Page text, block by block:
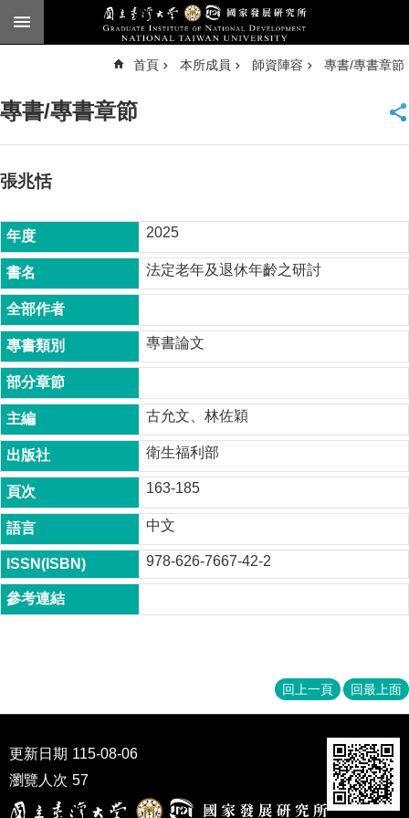
跳到主要內容區塊
臺
頁
公
告
本
所
簡
介
本
所
成
員
博
士
班
碩
士
班
學
研
究
國
首頁 本所成員 師資陣容 專書/專書章節
專書/專書章節
張兆恬
2025
法定老年及退休年齡之研討
專書論文
古允文、林佐穎
衛生福利部
163-185
中文
978-626-7667-42-2
回上一頁 回最上面
更新日期 115-08-06
瀏覽人次 57